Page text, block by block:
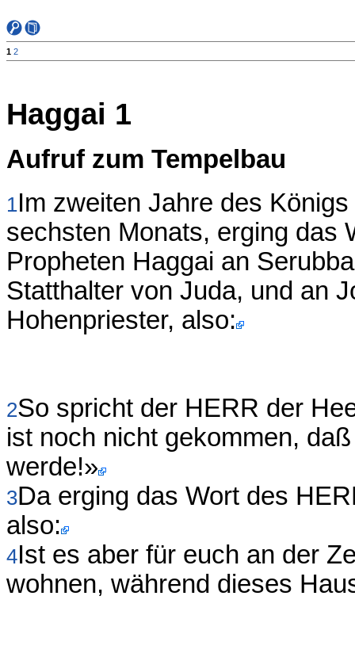
1 2
Haggai 1
Aufruf zum Tempelbau
1Im zweiten Jahre des
sechsten Monats, erging das
Propheten Haggai an
Statthalter von Juda, und an
Hohenpriester, also:
2So spricht der HERR der
ist noch nicht gekommen,
werde!»
3Da erging das Wort des
also:
4Ist es aber für euch an der
wohnen, während dieses